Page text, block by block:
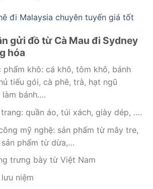
đi Malaysia chuyên tuyến giá tốt
gửi đồ từ Cà Mau đi Sydney
hóa
phẩm khô: cá khô, tôm khô, bánh
tiếu gói, cà phê, trà, hạt ngũ
bánh….
quần áo, túi xách, giày dép, ….
mỹ nghệ: sản phẩm từ mây tre,
phẩm từ dừa,…
trưng bày từ Việt Nam
niệm